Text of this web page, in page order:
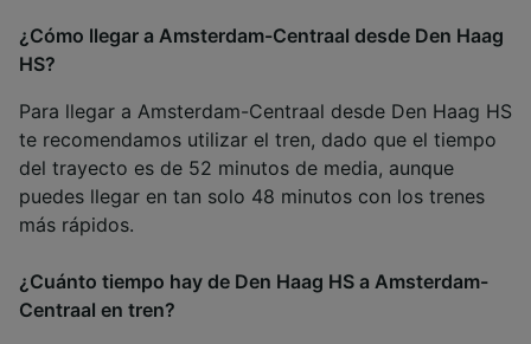
¿Cómo llegar a Amsterdam-Centraal desde Den Haag
HS?
Para llegar a Amsterdam-Centraal desde Den Haag HS
te recomendamos utilizar el tren, dado que el tiempo
del trayecto es de 52 minutos de media, aunque
puedes llegar en tan solo 48 minutos con los trenes
más rápidos.
¿Cuánto tiempo hay de Den Haag HS a Amsterdam-
Centraal en tren?